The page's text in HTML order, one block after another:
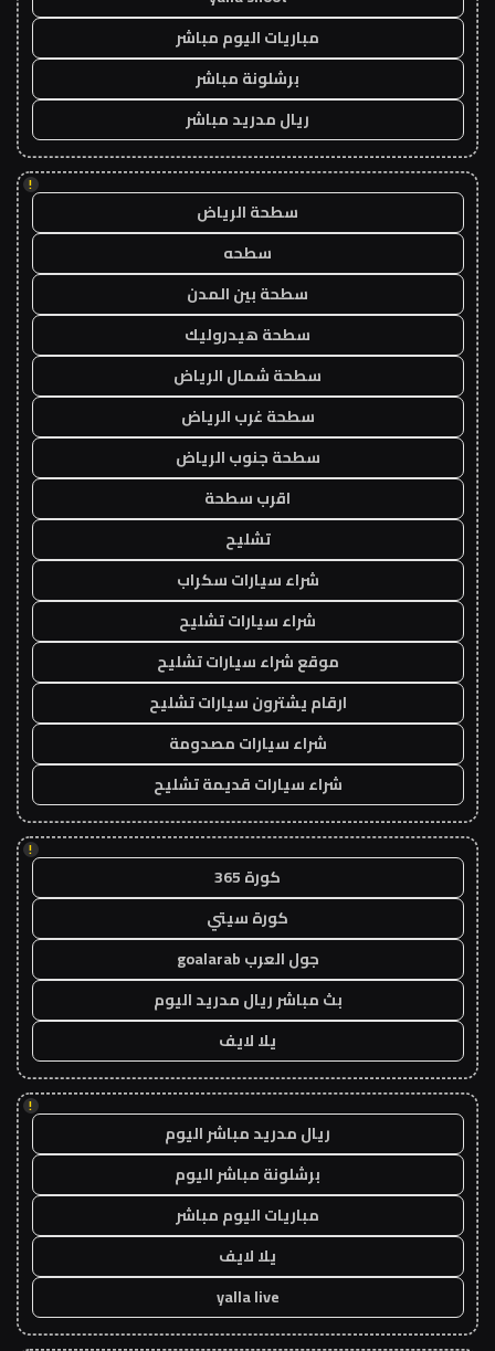
مباريات اليوم مباشر
برشلونة مباشر
ريال مدريد مباشر
!
سطحة الرياض
سطحه
سطحة بين المدن
سطحة هيدروليك
سطحة شمال الرياض
سطحة غرب الرياض
سطحة جنوب الرياض
اقرب سطحة
تشليح
شراء سيارات سكراب
شراء سيارات تشليح
موقع شراء سيارات تشليح
ارقام يشترون سيارات تشليح
شراء سيارات مصدومة
شراء سيارات قديمة تشليح
!
كورة 365
كورة سيتي
جول العرب goalarab
بث مباشر ريال مدريد اليوم
يلا لايف
!
ريال مدريد مباشر اليوم
برشلونة مباشر اليوم
مباريات اليوم مباشر
يلا لايف
yalla live